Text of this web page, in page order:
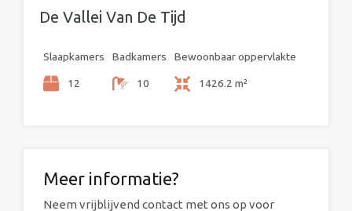
De Vallei Van De Tijd
Slaapkamers
12
Badkamers
10
Bewoonbaar oppervlakte
1426.2 m²
Meer informatie?
Neem vrijblijvend contact met ons op voor